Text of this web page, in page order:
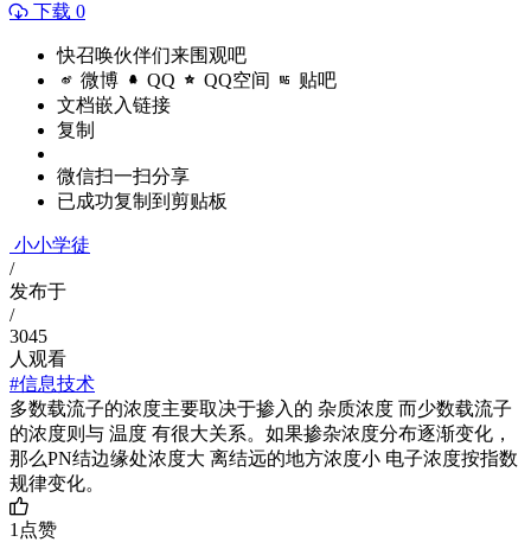
下载 0
快召唤伙伴们来围观吧
微博 QQ QQ空间 贴吧
文档嵌入链接
复制
微信扫一扫分享
已成功复制到剪贴板
小小学徒
/
发布于
/
3045
人观看
#信息技术
多数载流子的浓度主要取决于掺入的 杂质浓度 而少数载流子
的浓度则与 温度 有很大关系。如果掺杂浓度分布逐渐变化，
那么PN结边缘处浓度大 离结远的地方浓度小 电子浓度按指数
规律变化。
1点赞